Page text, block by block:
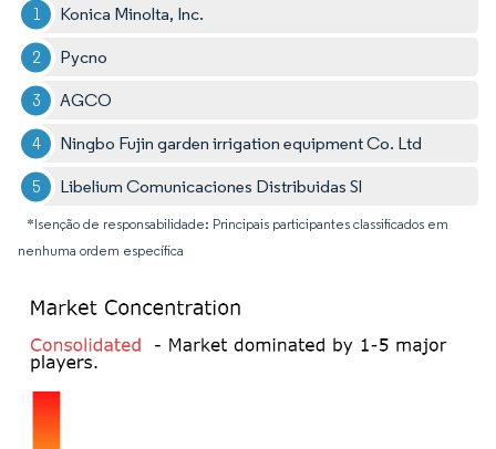
Konica Minolta, Inc.
Pycno
AGCO
Ningbo Fujin garden irrigation equipment Co. Ltd
Libelium Comunicaciones Distribuidas Sl
*Isenção de responsabilidade: Principais participantes classificados em
nenhuma ordem específica